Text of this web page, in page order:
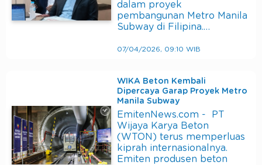
dalam proyek
pembangunan Metro Manila
Subway di Filipina.…
07/04/2026, 09:10 WIB
WIKA Beton Kembali
Dipercaya Garap Proyek Metro
Manila Subway
EmitenNews.com - PT
Wijaya Karya Beton
(WTON) terus memperluas
kiprah internasionalnya.
Emiten produsen beton